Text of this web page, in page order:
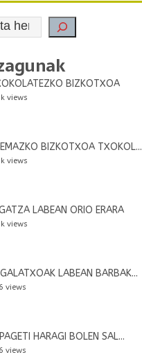
BIZKOTXOA
views
BIZKOTXOA TXOKOL...
views
LABEAN ORIO ERARA
views
LABEAN BARBAK...
views
HARAGI BOLEN SAL...
views